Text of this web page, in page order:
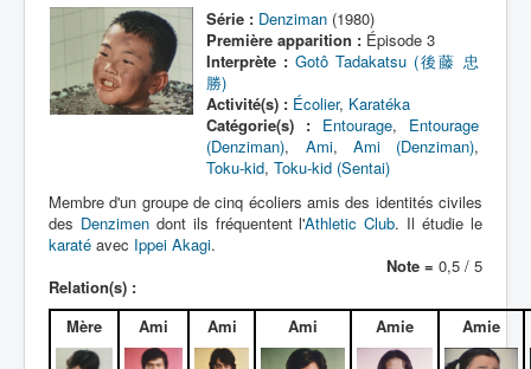
Toku-Critiques
Séries
Films
Artiste Asperger
Lexique
Denshi sentai Denziman (電子 戦
隊 デンジマン) = Escadron
électronique Denziman
Série : Denziman (1980)
Première apparition : Épisode 3
Interprète : Gotô Tadakatsu (後藤 忠
勝)
Activité(s) : Écolier, Karatéka
Catégorie(s) : Entourage, Entourage
(Denziman), Ami, Ami (Denziman),
Toku-kid,Toku-kid (Sentai)
Membre d'un groupe de cinq écoliers amis des identités civiles
des Denzimendont ils fréquentent l'Athletic Club. Il étudie le
karaté avec Ippei Akagi.
Note = 0,5 / 5
Relation(s) :
Mère
Ami Ami Ami Amie Amie